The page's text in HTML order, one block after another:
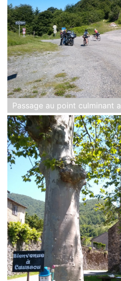
Passage au point culminant